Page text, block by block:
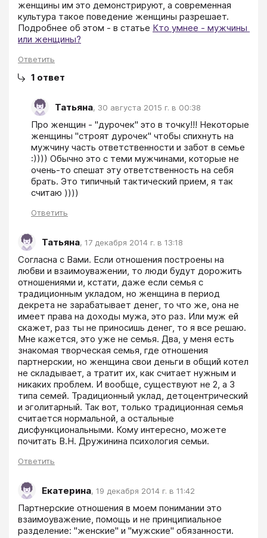
женщины им это демонстрируют, а современная
культура такое поведение женщины разрешает.
Подробнее об этом - в статье Кто умнее - мужчины
или женщины?
Ответить
1 ответ
Татьяна, 30 августа 2015 г. в 00:38
Про женщин - "дурочек" это в точку!!! Некоторые
женщины "строят дурочек" чтобы спихнуть на
мужчину часть ответственности и забот в семье
:)))) Обычно это с теми мужчинами, которые не
очень-то спешат эту ответственность на себя
брать. Это типичный тактический прием, я так
считаю ))))
Ответить
Татьяна, 17 декабря 2014 г. в 13:18
Согласна с Вами. Если отношения построены на
любви и взаимоуважении, то люди будут дорожить
отношениями и, кстати, даже если семья с
традиционным укладом, но женщина в период
декрета не зарабатывает денег, то что же, она не
имеет права на доходы мужа, это раз. Или муж ей
скажет, раз ты не приносишь денег, то я все решаю.
Мне кажется, это уже не семья. Два, у меня есть
знакомая творческая семья, где отношения
партнерскии, но женщина свои деньги в общий котел
не складывает, а тратит их, как считает нужным и
никаких проблем. И вообще, существуют не 2, а 3
типа семей. Традиционный уклад, детоцентрический
и эголитарный. Так вот, только традиционная семья
считается нормальной, а остальные
дисфункциональными. Кому интересно, можете
почитать В.Н. Дружинина психология семьи.
Ответить
Екатерина, 19 декабря 2014 г. в 11:42
Партнерские отношения в моем понимании это
взаимоуважение, помощь и не принципиальное
разделение: "женские" и "мужские" обязанности.